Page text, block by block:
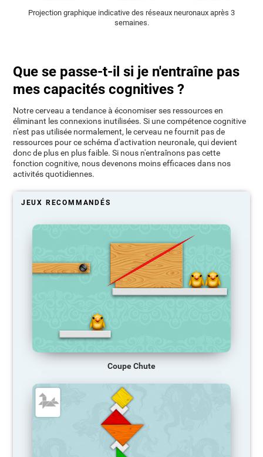
Projection graphique indicative des réseaux neuronaux après 3
semaines.
Que se passe-t-il si je n'entraîne pas
mes capacités cognitives ?
Notre cerveau a tendance à économiser ses ressources en
éliminant les connexions inutilisées. Si une compétence cognitive
n'est pas utilisée normalement, le cerveau ne fournit pas de
ressources pour ce schéma d'activation neuronale, qui devient
donc de plus en plus faible. Si nous n'entraînons pas cette
fonction cognitive, nous devenons moins efficaces dans nos
activités quotidiennes.
JEUX RECOMMANDÉS
Coupe Chute